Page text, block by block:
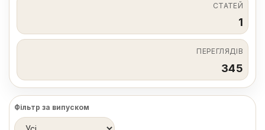
СТАТЕЙ
1
ПЕРЕГЛЯДІВ
345
Фільтр за випуском